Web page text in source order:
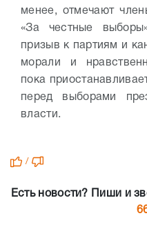
менее, отмечают
«За честные
призыв к партиям и
морали и
пока
перед выборами
власти.
/
Есть новости? Пиши и